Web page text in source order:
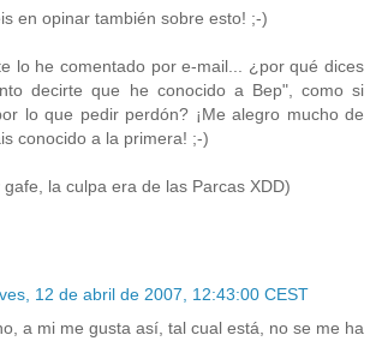
en opinar también sobre esto! ;-)
lo he comentado por e-mail... ¿por qué dices
decirte que he conocido a Bep", como si
lo que pedir perdón? ¡Me alegro mucho de
conocido a la primera! ;-)
gafe, la culpa era de las Parcas XDD)
12 de abril de 2007, 12:43:00 CEST
a mi me gusta así, tal cual está, no se me ha